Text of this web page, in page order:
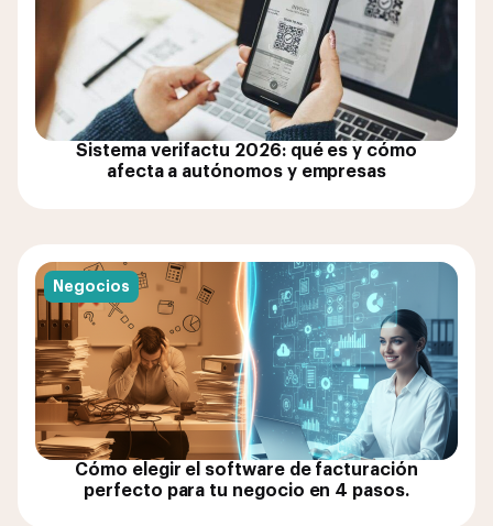
Sistema verifactu 2026: qué es y cómo
afecta a autónomos y empresas
Negocios
Cómo elegir el software de facturación
perfecto para tu negocio en 4 pasos.